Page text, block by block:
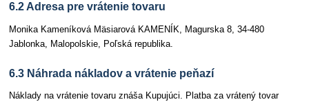
6.2 Adresa pre vrátenie tovaru
Monika Kameníková Mäsiarová KAMENÍK, Magurska 8, 34-480
Jablonka, Malopolskie, Poľská republika.
6.3 Náhrada nákladov a vrátenie peňazí
Náklady na vrátenie tovaru znáša Kupujúci. Platba za vrátený tovar